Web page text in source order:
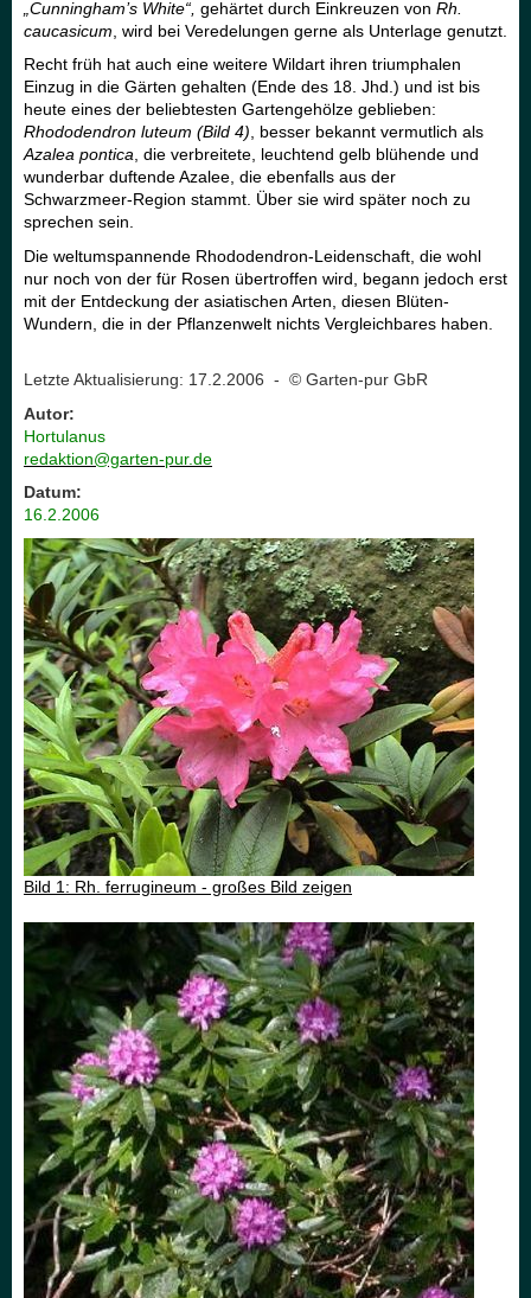
„Cunningham’s White“, gehärtet durch Einkreuzen von Rh.
caucasicum , wird bei Veredelungen gerne als Unterlage genutzt.
Recht früh hat auch eine weitere Wildart ihren triumphalen
Einzug in die Gärten gehalten (Ende des 18. Jhd.) und ist bis
heute eines der beliebtesten Gartengehölze geblieben:
Rhododendron luteum (Bild 4) , besser bekannt vermutlich als
Azalea pontica , die verbreitete, leuchtend gelb blühende und
wunderbar duftende Azalee, die ebenfalls aus der
Schwarzmeer-Region stammt. Über sie wird später noch zu
sprechen sein.
Die weltumspannende Rhododendron-Leidenschaft, die wohl
nur noch von der für Rosen übertroffen wird, begann jedoch erst
mit der Entdeckung der asiatischen Arten, diesen Blüten-
Wundern, die in der Pflanzenwelt nichts Vergleichbares haben.
Letzte Aktualisierung: 17.2.2006 - © Garten-pur GbR
Autor:
Hortulanus
redaktion@garten-pur.de
Datum:
16.2.2006
Bild 1: Rh. ferrugineum - großes Bild zeigen